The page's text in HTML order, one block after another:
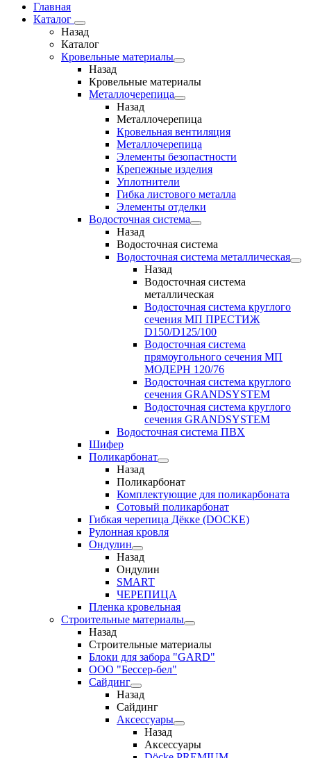
Главная
Каталог
Назад
Каталог
Кровельные материалы
Назад
Кровельные материалы
Металлочерепица
Назад
Металлочерепица
Кровельная вентиляция
Металлочерепица
Элементы безопастности
Крепежные изделия
Уплотнители
Гибка листового металла
Элементы отделки
Водосточная система
Назад
Водосточная система
Водосточная система металлическая
Назад
Водосточная система
металлическая
Водосточная система круглого
сечения МП ПРЕСТИЖ
D150/D125/100
Водосточная система
прямоугольного сечения МП
МОДЕРН 120/76
Водосточная система круглого
сечения GRANDSYSTEM
Водосточная система круглого
сечения GRANDSYSTEM
Водосточная система ПВХ
Шифер
Поликарбонат
Назад
Поликарбонат
Комплектующие для поликарбоната
Сотовый поликарбонат
Гибкая черепица Дёкке (DOCKE)
Рулонная кровля
Ондулин
Назад
Ондулин
SMART
ЧЕРЕПИЦА
Пленка кровельная
Строительные материалы
Назад
Строительные материалы
Блоки для забора "GARD"
ООО "Бессер-бел"
Сайдинг
Назад
Сайдинг
Аксессуары
Назад
Аксессуары